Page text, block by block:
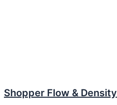
Shopper Flow & Density